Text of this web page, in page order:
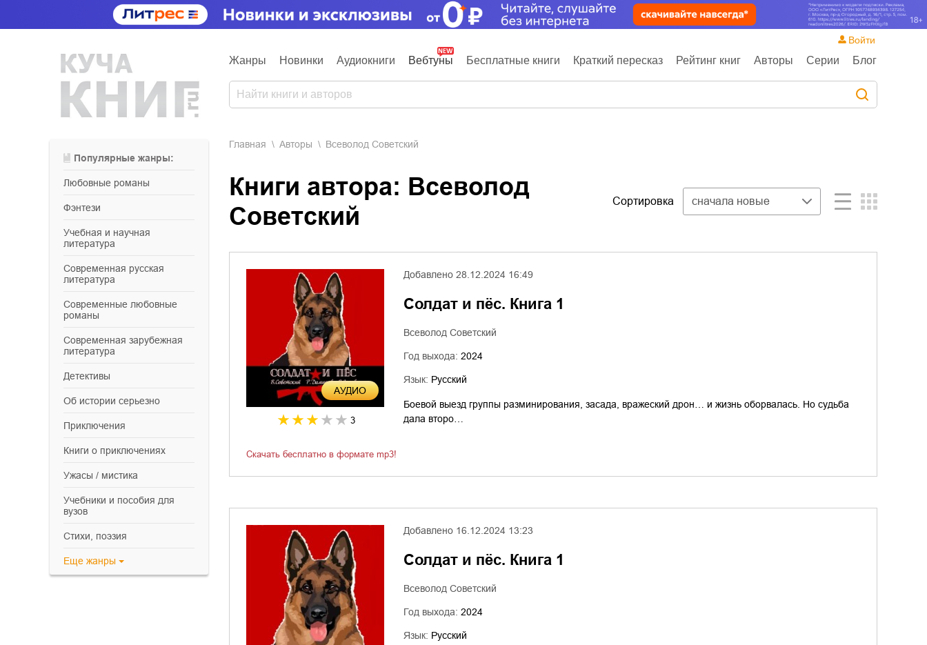
Жанры Новинки Аудиокниги Вебтуны Бесплатные книги Краткий пересказ Рейтинг книг Авторы Серии Блог
Войти
Популярные жанры:
любовные романы
фэнтези
учебная и научная
литература
современная русская
литература
современные любовные
романы
современная зарубежная
литература
детективы
об истории серьезно
приключения
книги о приключениях
ужасы / мистика
учебники и пособия для
вузов
cтихи, поэзия
Еще жанры
Главная Aвторы Всеволод Советский
Книги автора: Всеволод
Советский
Сортировка сначала новые
AУДИО
3
Добавлено 28.12.2024 16:49
Солдат и пёс. Книга 1
Всеволод Советский
Год выхода: 2024
Язык: Русский
Боевой выезд группы разминирования, засада, вражеский дрон… и жизнь оборвалась. Но судьба
дала второ…
Скачать бесплатно в формате mp3!
Добавлено 16.12.2024 13:23
Солдат и пёс. Книга 1
Всеволод Советский
Год выхода: 2024
Язык: Русский